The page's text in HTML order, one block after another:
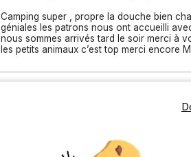
Camping super , propre la douche bien
géniales les patrons nous ont accueilli
nous sommes arrivés tard le soir merci à
les petits animaux c’est top merci encore